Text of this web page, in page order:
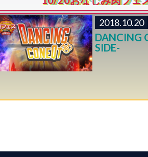
2018.10.20
DANCING
SIDE-